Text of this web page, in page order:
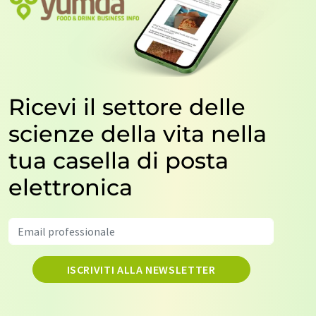
Ricevi il settore delle
scienze della vita nella
tua casella di posta
elettronica
ISCRIVITI ALLA NEWSLETTER